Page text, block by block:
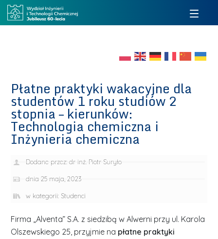
Płatne praktyki wakacyjne dla
studentów 1 roku studiów 2
stopnia – kierunków:
Technologia chemiczna i
Inżynieria chemiczna
Dodane przez: dr inż. Piotr Suryło
dnia 25 maja, 2023
w kategorii: Studenci
Firma „Alventa” S.A. z siedzibą w Alwerni przy ul. Karola
Olszewskiego 25, przyjmie na płatne praktyki